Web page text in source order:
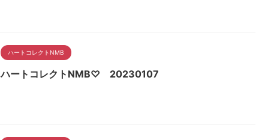
ハートコレクトNMB
ハートコレクトNMB♡ 20230107